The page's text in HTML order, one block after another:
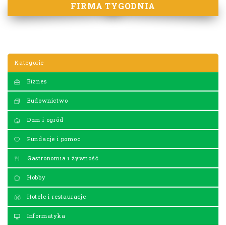
FIRMA TYGODNIA
Kategorie
Biznes
Budownictwo
Dom i ogród
Fundacje i pomoc
Gastronomia i żywność
Hobby
Hotele i restauracje
Informatyka